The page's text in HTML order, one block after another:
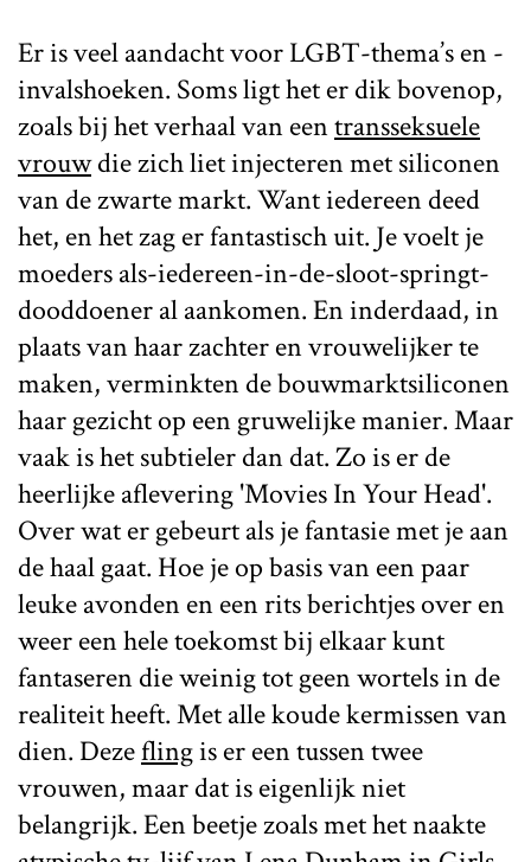
Er is veel aandacht voor LGBT-thema’s en -
invalshoeken. Soms ligt het er dik bovenop,
zoals bij het verhaal van eentransseksuele
vrouwdie zich liet injecteren met siliconen
van de zwarte markt. Want iedereen deed
het, en het zag er fantastisch uit. Je voelt je
moeders als-iedereen-in-de-sloot-springt-
dooddoener al aankomen. En inderdaad, in
plaats van haar zachter en vrouwelijker te
maken, verminkten de bouwmarktsiliconen
haar gezicht op een gruwelijke manier. Maar
vaak is het subtieler dan dat. Zo is er de
heerlijke aflevering 'Movies In Your Head'.
Over wat er gebeurt als je fantasie met je aan
de haal gaat. Hoe je op basis van een paar
leuke avonden en een rits berichtjes over en
weer een hele toekomst bij elkaar kunt
fantaseren die weinig tot geen wortels in de
realiteit heeft. Met alle koude kermissen van
dien. Dezeflingis er een tussen twee
vrouwen, maar dat is eigenlijk niet
belangrijk. Een beetje zoals met het naakte